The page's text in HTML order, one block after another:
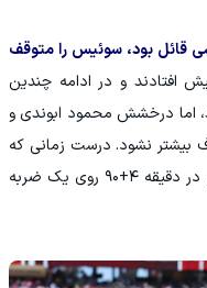
قائل بود، سوئیس را متوقف
گل امبولو پیش افتادند و در ادامه چندین
اما درخشش محمود ابوندی و
بیشتر نشود. درست زمانی که
همه منتظر سوت پایان بودند، بوعلام خوخی در دقیقه ۴+۹۰ روی یک ضربه